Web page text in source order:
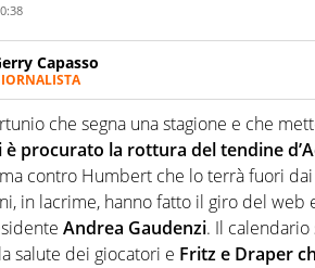
Capasso
lui gli sport americani non hanno
di trovare la notizia dove altri non
che segna una stagione e che
è procurato la rottura del tendine
contro Humbert che lo terrà fuori
in lacrime, hanno fatto il giro del web
Andrea Gaudenzi. Il
salute dei giocatori e Fritz e Draper